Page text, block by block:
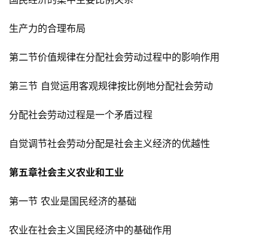
生产力的合理布局
第二节价值规律在分配社会劳动过程中的影响作用
第三节 自觉运用客观规律按比例地分配社会劳动
分配社会劳动过程是一个矛盾过程
自觉调节社会劳动分配是社会主义经济的优越性
第五章社会主义农业和工业
第一节 农业是国民经济的基础
农业在社会主义国民经济中的基础作用